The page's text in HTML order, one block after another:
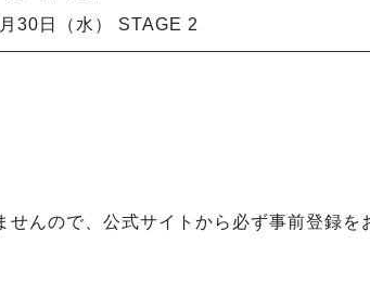
30日（水） STAGE 2
んので、公式サイトから必ず事前登録を